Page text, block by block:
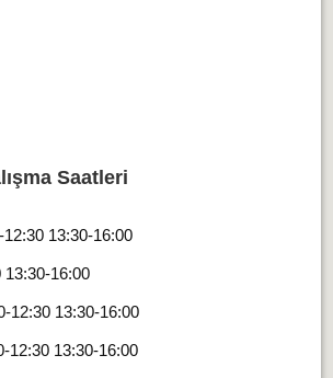
Saatleri
13:30-16:00
16:00
12:30 13:30-16:00
12:30 13:30-16:00